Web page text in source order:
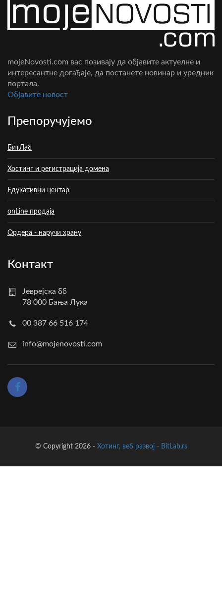
mojeNovosti.com вас позивају да објавите актуелне и
интересантне догађаје, да постанете новинар и уредник
портала.
Oбјавите новост
Препоручујемо
БитЛаб
Хостинг и регистрација домена
Едукативни центар
onLine продаја
Ордера - наручи храну
Контакт
Јеврејска бб
78 000 Бања Лука
00 387 66 516 174
info@mojenovosti.com
© Copyright 2026 - Хотинг, веб развој - BitLab.rs